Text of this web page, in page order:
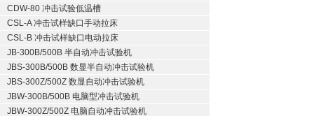
CDW-80 冲击试验低温槽
CSL-A 冲击试样缺口手动拉床
CSL-B 冲击试样缺口电动拉床
JB-300B/500B 半自动冲击试验机
JBS-300B/500B 数显半自动冲击试验机
JBS-300Z/500Z 数显自动冲击试验机
JBW-300B/500B 电脑型冲击试验机
JBW-300Z/500Z 电脑自动冲击试验机